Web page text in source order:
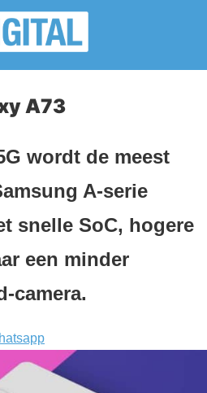
A73
wordt de meest
A-serie
snelle SoC, hogere
een minder
camera.